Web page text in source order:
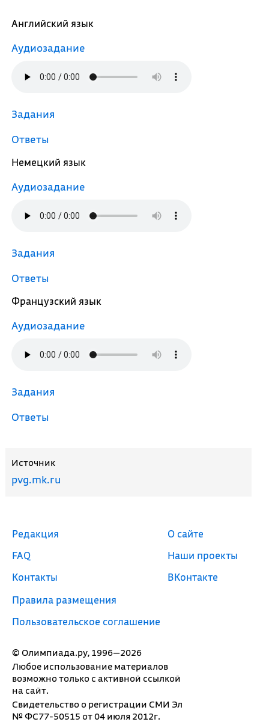
Английский язык
Аудиозадание
Задания
Ответы
Немецкий язык
Аудиозадание
Задания
Ответы
Французский язык
Аудиозадание
Задания
Ответы
Источник
pvg.mk.ru
© Олимпиада.ру, 1996—2026
Любое использование материалов
возможно только с активной ссылкой
на сайт.
Свидетельство о регистрации СМИ Эл
№ ФС77-50515 от 04 июля 2012г.
Редакция
FAQ
Контакты
Правила размещения
Пользовательское соглашение
О сайте
Наши проекты
ВКонтакте